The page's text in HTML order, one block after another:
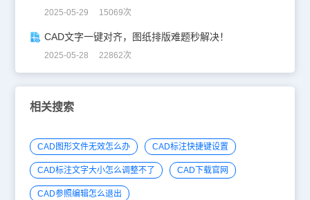
2025-05-29 15069次
CAD文字一键对齐，图纸排版难题秒解决！
2025-05-28 22862次
相关搜索
CAD图形文件无效怎么办 CAD标注快捷键设置
CAD标注文字大小怎么调整不了 CAD下载官网
CAD参照编辑怎么退出